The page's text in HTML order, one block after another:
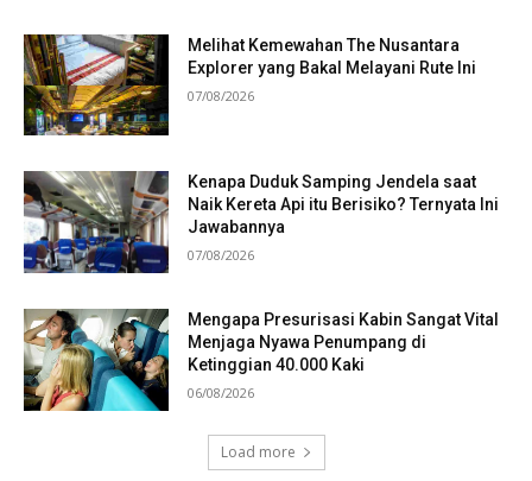
Melihat Kemewahan The Nusantara
Explorer yang Bakal Melayani Rute Ini
07/08/2026
Kenapa Duduk Samping Jendela saat
Naik Kereta Api itu Berisiko? Ternyata Ini
Jawabannya
07/08/2026
Mengapa Presurisasi Kabin Sangat Vital
Menjaga Nyawa Penumpang di
Ketinggian 40.000 Kaki
06/08/2026
Load more